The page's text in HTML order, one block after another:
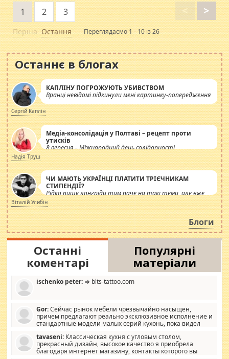
Перша
<
1 2 3 >
Остання Переглядаємо 1 - 10 із 26
Останнє в блогах
КАПЛІНУ ПОГРОЖУЮТЬ УБИВСТВОМ
Вранці невідомі підкинули мені картинку-попередження
Сергій Каплін
Медіа-консолідація у Полтаві – рецепт проти
утисків
8 вересня – Міжнародний день солідарності
журналістів.
Надія Труш
ЧИ МАЮТЬ УКРАЇНЦІ ПЛАТИТИ ТРІЄЧНИКАМ
СТИПЕНДІЇ?
Рідко пишу лонгріди тим паче на такі теми, але вже
просто дістало! Обурюють сьогоднішні інсенуації
навколо стипендіального питання. Штучно
роздувається ще одна соціальна катастрофа.
Віталій Улибін
Блоги
Останні
коментарі
Популярні
матеріали
ischenko peter: ⇒ blts-tattoo.com
Gor:Сейчас рынок мебели чрезвычайно насыщен,
причем предлагают реально эксклюзивное исполнение и
стандартные модели малых серий кухонь, пока видел
стандартные формы, в MebelOk, креативненько и что главное -
со вкусом все в порядке, без ненужных наворотов удорожающих
мебель, а это не последний фактор.
tavaseni: Классическая кухня с угловым столом,
прекрасный дизайн, высокое качество я приобрела
благодаря интернет магазину, контакты которого вы